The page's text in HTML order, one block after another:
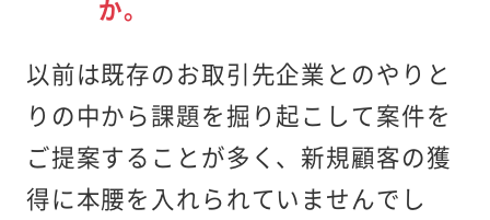
か。
以前は既存のお取引先企業とのやりと
りの中から課題を掘り起こして案件を
ご提案することが多く、新規顧客の獲
得に本腰を入れられていませんでし